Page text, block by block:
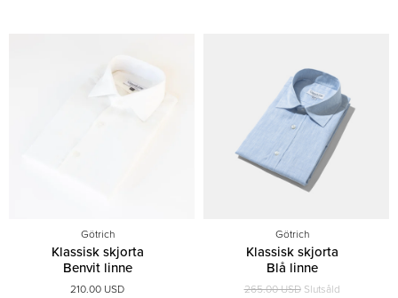
Götrich
Klassisk skjorta
Benvit linne
210.00 USD
Götrich
Klassisk skjorta
Blå linne
265.00 USD Slutsåld